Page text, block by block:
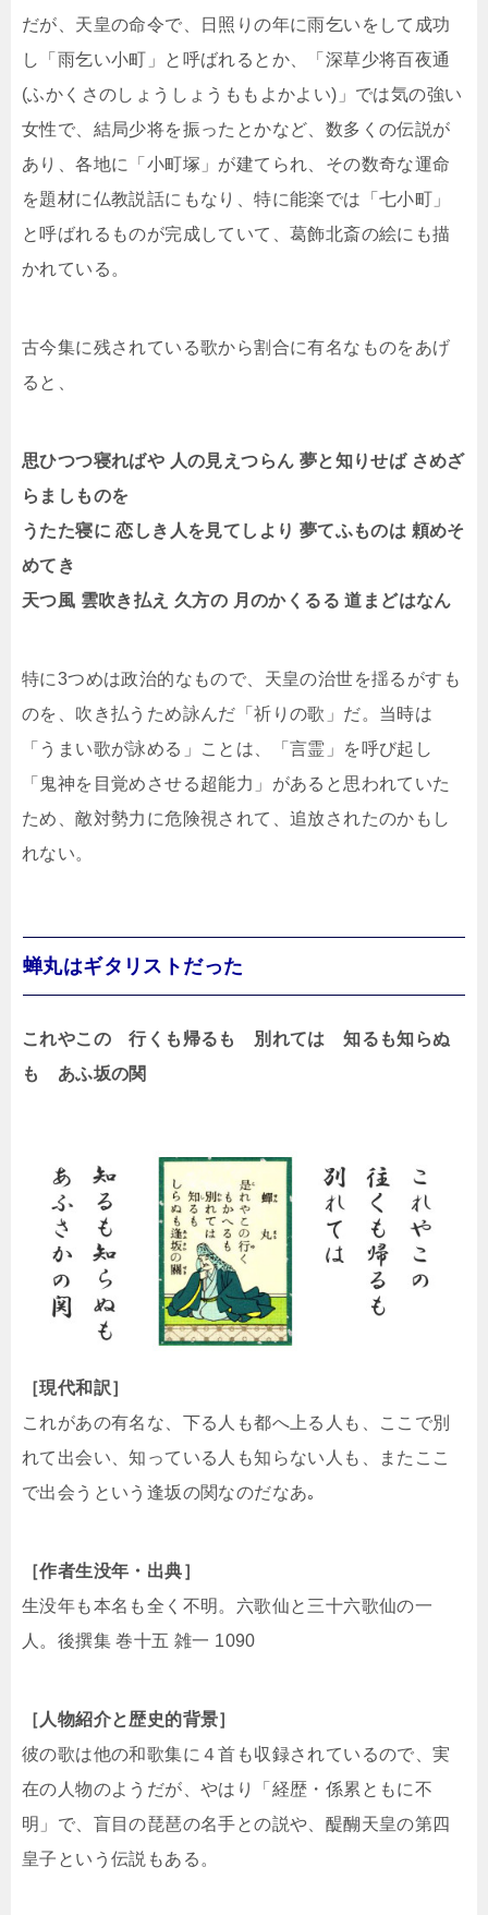
だが、天皇の命令で、日照りの年に雨乞いをして成功
し「雨乞い小町」と呼ばれるとか、「深草少将百夜通
(ふかくさのしょうしょうももよかよい)」では気の強い
女性で、結局少将を振ったとかなど、数多くの伝説が
あり、各地に「小町塚」が建てられ、その数奇な運命
を題材に仏教説話にもなり、特に能楽では「七小町」
と呼ばれるものが完成していて、葛飾北斎の絵にも描
かれている。
古今集に残されている歌から割合に有名なものをあげ
ると、
思ひつつ寝ればや 人の見えつらん 夢と知りせば さめざ
らましものを
うたた寝に 恋しき人を見てしより 夢てふものは 頼めそ
めてき
天つ風 雲吹き払え 久方の 月のかくるる 道まどはなん
特に3つめは政治的なもので、天皇の治世を揺るがすも
のを、吹き払うため詠んだ「祈りの歌」だ。当時は
「うまい歌が詠める」ことは、「言霊」を呼び起し
「鬼神を目覚めさせる超能力」があると思われていた
ため、敵対勢力に危険視されて、追放されたのかもし
れない。
蝉丸はギタリストだった
これやこの 行くも帰るも 別れては 知るも知らぬ
も あふ坂の関
［現代和訳］
これがあの有名な、下る人も都へ上る人も、ここで別
れて出会い、知っている人も知らない人も、またここ
で出会うという逢坂の関なのだなあ｡
［作者生没年・出典］
生没年も本名も全く不明。六歌仙と三十六歌仙の一
人。後撰集 巻十五 雑一 1090
［人物紹介と歴史的背景］
彼の歌は他の和歌集に４首も収録されているので、実
在の人物のようだが、やはり「経歴・係累ともに不
明」で、盲目の琵琶の名手との説や、醍醐天皇の第四
皇子という伝説もある。